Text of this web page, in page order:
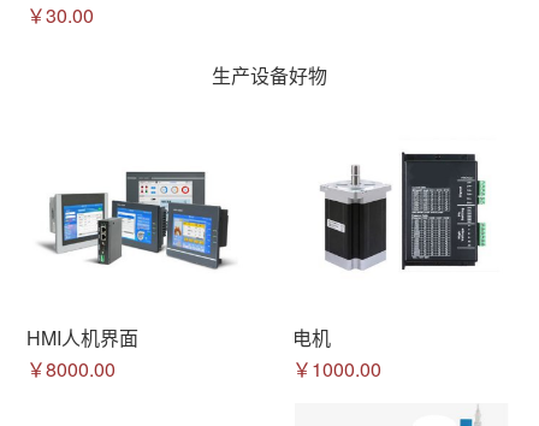
￥30.00
生产设备好物
HMI人机界面
￥8000.00
电机
￥1000.00